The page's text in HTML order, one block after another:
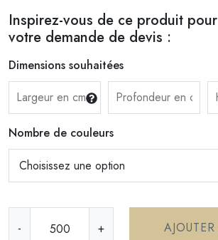
Inspirez-vous de ce produit
votre demande de devis :
Dimensions souhaitées
Nombre de couleurs
- +